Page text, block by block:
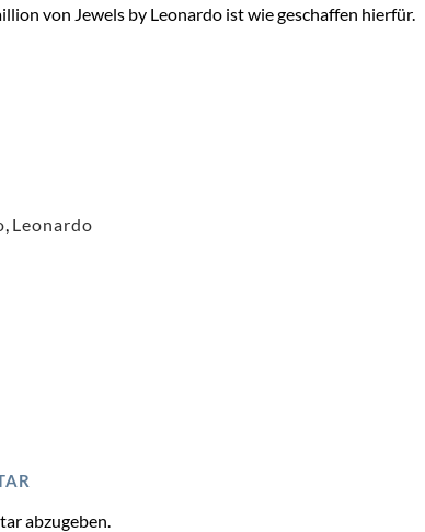
von Jewels by Leonardo ist wie geschaffen hierfür.
, Leonardo
abzugeben.